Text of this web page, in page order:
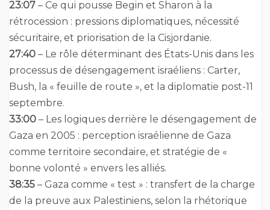
23:07 – Ce qui pousse Begin et Sharon à la
rétrocession : pressions diplomatiques, nécessité
sécuritaire, et priorisation de la Cisjordanie.
27:40 – Le rôle déterminant des États-Unis dans les
processus de désengagement israéliens : Carter,
Bush, la « feuille de route », et la diplomatie post-11
septembre.
33:00 – Les logiques derrière le désengagement de
Gaza en 2005 : perception israélienne de Gaza
comme territoire secondaire, et stratégie de «
bonne volonté » envers les alliés.
38:35 – Gaza comme « test » : transfert de la charge
de la preuve aux Palestiniens, selon la rhétorique